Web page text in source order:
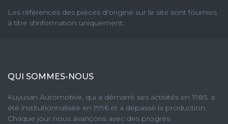
Les références des pièces d'origine sur le site sont fournies
à titre d'information uniquement.
QUI SOMMES-NOUS
Kuyusan Automotive, qui a démarré ses activités en 1985, a
été institutionnalisée en 1996 et a dépassé la production.
Chaque jour nous avançons avec des progrès